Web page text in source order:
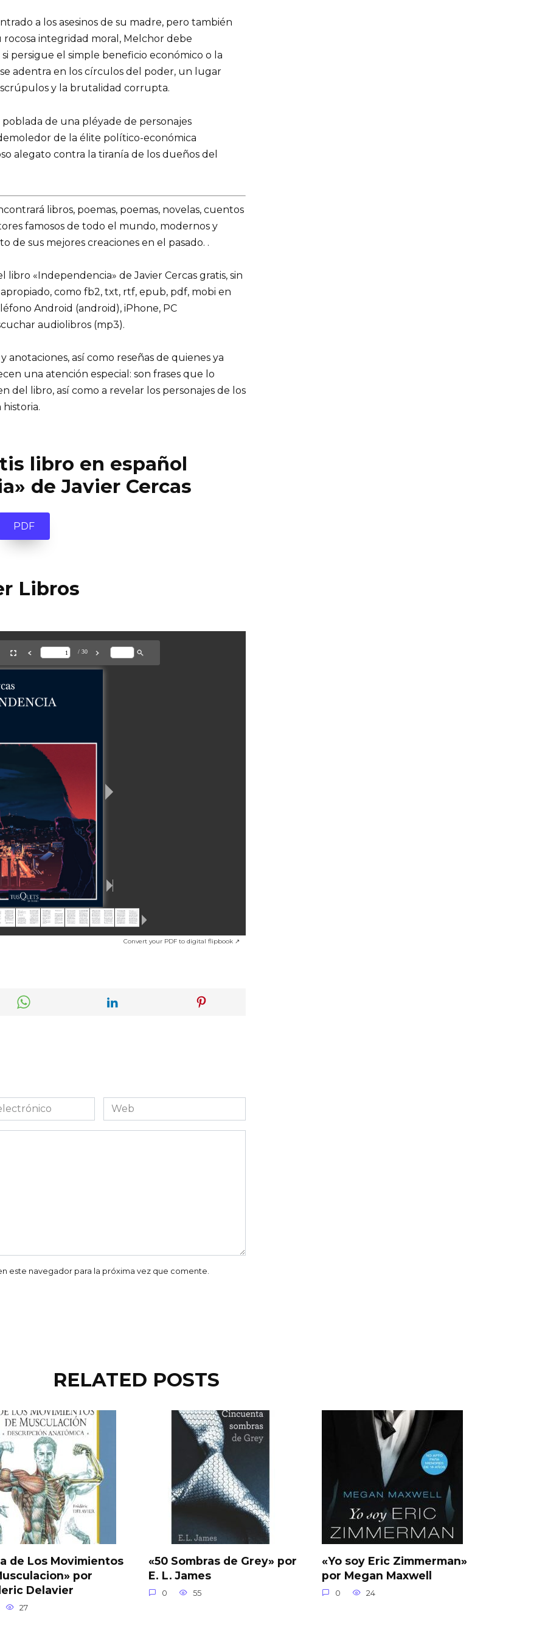
a los asesinos de su madre, pero también
integridad moral, Melchor debe
persigue el simple beneficio económico o la
adentra en los círculos del poder, un lugar
y la brutalidad corrupta.
de una pléyade de personajes
de la élite político-económica
alegato contra la tiranía de los dueños del
libros, poemas, poemas, novelas, cuentos
famosos de todo el mundo, modernos y
sus mejores creaciones en el pasado. .
«Independencia» de Javier Cercas gratis, sin
como fb2, txt, rtf, epub, pdf, mobi en
Android (android), iPhone, PC
audiolibros (mp3).
anotaciones, así como reseñas de quienes ya
una atención especial: son frases que lo
del libro, así como a revelar los personajes de los
libro en español
de Javier Cercas
PDF
Libros
Convert your PDF to digital flipbook ↗
Web
este navegador para la próxima vez que comente.
RELATED POSTS
de Los Movimientos
por
Delavier
27
«50 Sombras de Grey» por
E. L. James
0 55
«Yo soy Eric Zimmerman»
por Megan Maxwell
0 24